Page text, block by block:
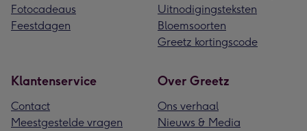
Fotocadeaus
Feestdagen
Uitnodigingsteksten
Bloemsoorten
Greetz kortingscode
Klantenservice
Contact
Meestgestelde vragen
Over Greetz
Ons verhaal
Nieuws & Media